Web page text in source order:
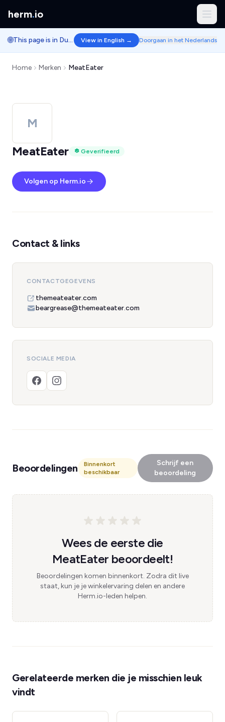
herm.io
🌐 This page is in Dutch. View in English → Doorgaan in het Nederlands
Home Merken MeatEater
M
MeatEater
Geverifieerd
Volgen op Herm.io
Contact & links
CONTACTGEGEVENS
themeateater.com
beargrease@themeateater.com
SOCIALE MEDIA
Beoordelingen
Binnenkort
beschikbaar
Schrijf een
beoordeling
Wees de eerste die
MeatEater beoordeelt!
Beoordelingen komen binnenkort. Zodra dit live
staat, kun je je winkelervaring delen en andere
Herm.io-leden helpen.
Gerelateerde merken die je misschien leuk
vindt